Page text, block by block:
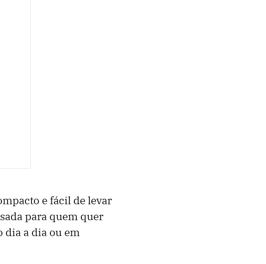
e fácil de levar
para quem quer
dia a dia ou em